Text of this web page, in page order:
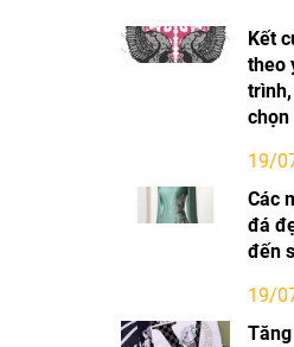
Kết
theo
chọn
19/
Các
đá
đến
19/